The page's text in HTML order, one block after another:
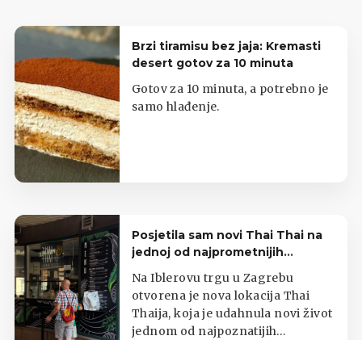
Brzi tiramisu bez jaja: Kremasti
desert gotov za 10 minuta
Gotov za 10 minuta, a potrebno je
samo hlađenje.
Posjetila sam novi Thai Thai na
jednoj od najprometnijih
zagrebačkih lokacija
Na Iblerovu trgu u Zagrebu
otvorena je nova lokacija Thai
Thaija, koja je udahnula novi život
jednom od najpoznatijih